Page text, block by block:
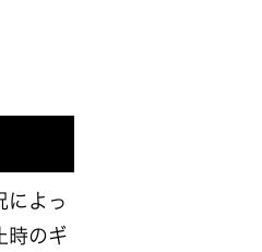
によっ
時のギ